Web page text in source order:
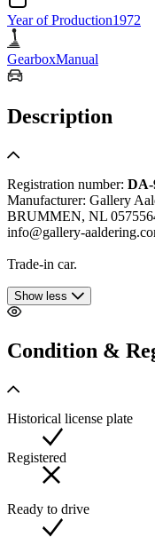
Year of Production1972
GearboxManual
Description
Registration number: DA-
Manufacturer: Gallery
BRUMMEN, NL
info@gallery-
Trade-in car.
Show less
Condition &
Historical license plate
Registered
Ready to drive